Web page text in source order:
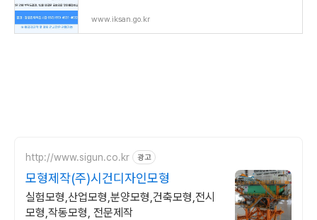
www.iksan.go.kr
http://www.sigun.co.kr 광고
모형제작(주)시건디자인모형
실험모형,산업모형,분양모형,건축모형,전시
모형,작동모형, 전문제작